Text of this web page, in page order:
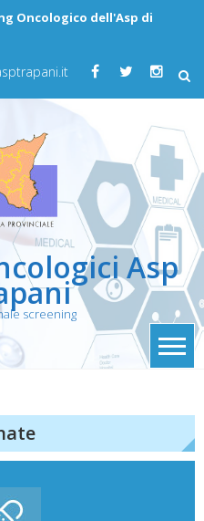
Oncologico dell'Asp di
Asp
screening